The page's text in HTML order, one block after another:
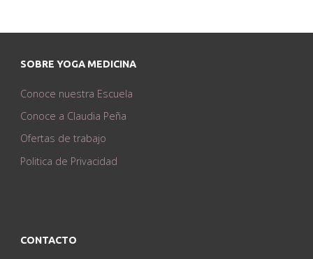
SOBRE YOGA MEDICINA
Conoce nuestra Escuela
Conoce a Claudia Peña
Ofertas de trabajo
Politica de Privacidad
CONTACTO